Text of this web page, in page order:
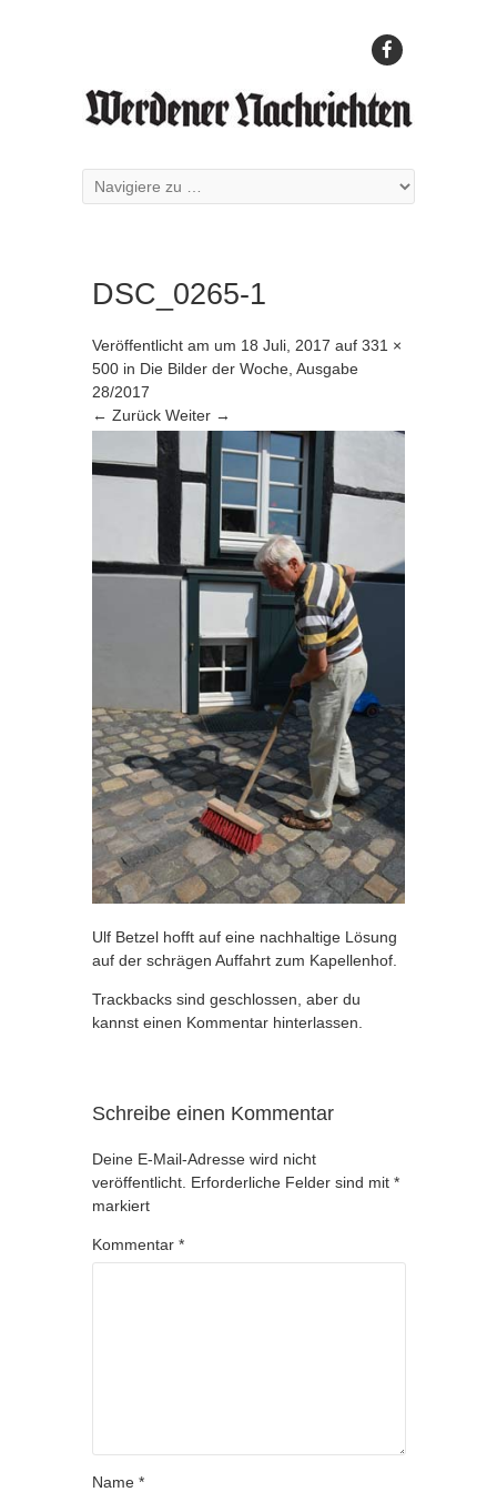
DSC_0265-1
Veröffentlicht am um 18 Juli, 2017 auf 331 ×
500 in Die Bilder der Woche, Ausgabe
28/2017
← Zurück Weiter →
Ulf Betzel hofft auf eine nachhaltige Lösung
auf der schrägen Auffahrt zum Kapellenhof.
Trackbacks sind geschlossen, aber du
kannst einen Kommentar hinterlassen
Schreibe einen Kommentar
Deine E-Mail-Adresse wird nicht
veröffentlicht. Erforderliche Felder sind mit *
markiert
Kommentar *
Name *